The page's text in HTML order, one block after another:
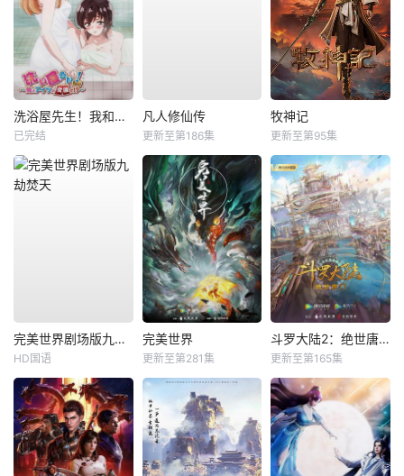
洗浴屋先生！我和那家伙在女浴池！？
已完结
凡人修仙传
更新至第186集
牧神记
更新至第95集
完美世界剧场版九劫焚天
HD国语
完美世界
更新至第281集
斗罗大陆2：绝世唐门
更新至第165集